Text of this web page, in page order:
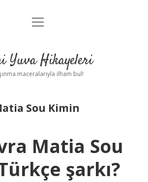
Anasayfa
Yasal Uyarı
menüyü
Yuva Hikayeleri
maceralarıyla ilham bul!
Sou Kimin
Matia Sou
şarkı?